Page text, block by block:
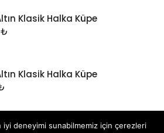
Klasik Halka Küpe
₺
Klasik Halka Küpe
iyi deneyimi sunabilmemiz için çerezleri